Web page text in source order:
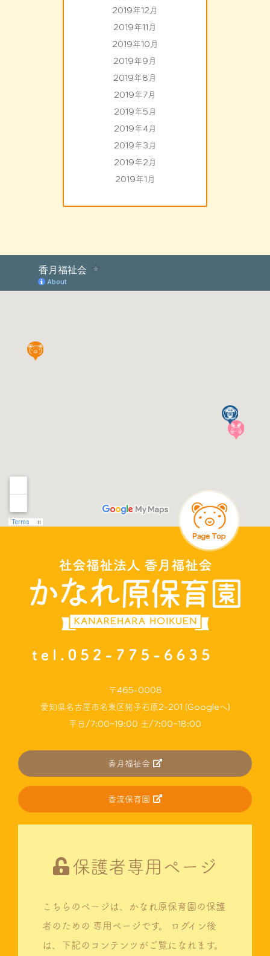
2019年12月
2019年11月
2019年10月
2019年9月
2019年8月
2019年7月
2019年5月
2019年4月
2019年3月
2019年2月
2019年1月
〒465-0008
愛知県名古屋市名東区猪子石原2-201 (Googleへ)
平日/7:00~19:00 土/7:00~18:00
香月福祉会
香流保育園
保護者専用ページ
こちらのページは、かなれ原保育園の保護
者のための 専用ページです。
ログイン後
は、下記のコンテンツがご覧になれます。